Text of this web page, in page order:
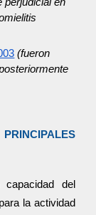
(fueron
del
la actividad